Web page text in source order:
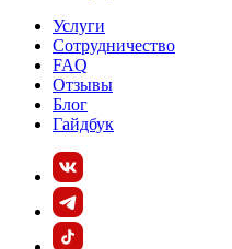
Услуги
Сотрудничество
FAQ
Отзывы
Блог
Гайдбук